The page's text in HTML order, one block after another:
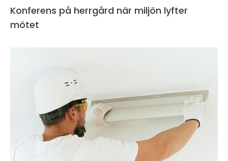
Konferens på herrgård när miljön lyfter
mötet